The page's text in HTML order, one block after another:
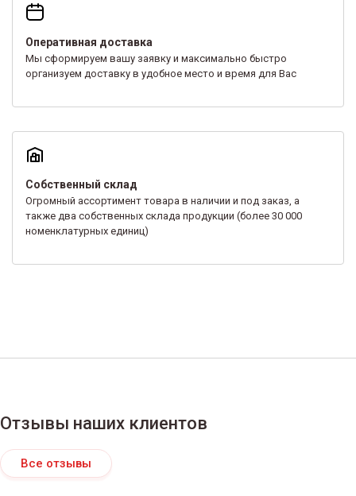
Оперативная доставка
Мы сформируем вашу заявку и максимально быстро
организуем доставку в удобное место и время для Вас
Собственный склад
Огромный ассортимент товара в наличии и под заказ, а
также два собственных склада продукции (более 30 000
номенклатурных единиц)
Отзывы наших клиентов
Все отзывы